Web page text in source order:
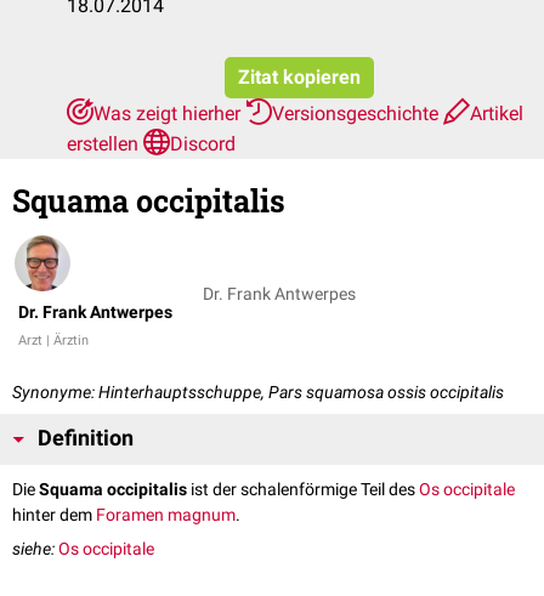
18.07.2014
Zitat kopieren
Was zeigt hierher
Versionsgeschichte
Artikel
erstellen
Discord
Squama occipitalis
Dr. Frank Antwerpes
Arzt | Ärztin
Dr. Frank Antwerpes
Synonyme: Hinterhauptsschuppe, Pars squamosa ossis occipitalis
Definition
DieSquama occipitalis ist der schalenförmige Teil desOs occipitale
hinter dem Foramen magnum.
siehe:Os occipitale